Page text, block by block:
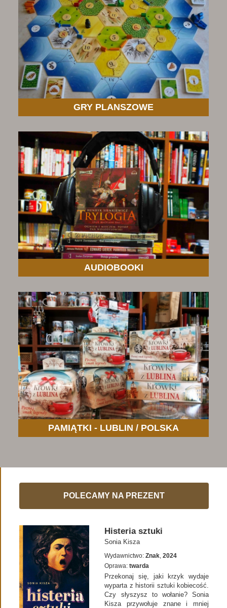
GRY PLANSZOWE
AUDIOBOOKI
PAMIĄTKI - LUBLIN / POLSKA
POLECAMY NA PREZENT
Histeria sztuki
Sonia Kisza
Wydawnictwo:Znak ,2024
Oprawa:twarda
Przekonaj się, jaki krzyk wydaje
wyparta z historii sztuki kobiecość.
Czy słyszysz to wołanie? Sonia
Kisza przywołuje znane i mniej